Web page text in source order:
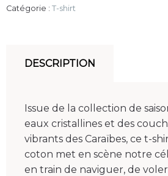
Catégorie : T-shirt
DESCRIPTION
Issue de la collection de
eaux cristallines et des
vibrants des Caraïbes, ce t-
coton met en scène notre
en train de naviguer, de